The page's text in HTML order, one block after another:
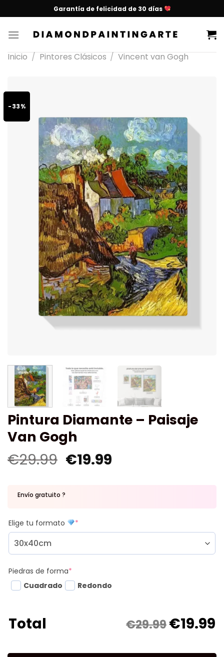
Garantía de felicidad de 30 días
Inicio / Pintores Clásicos / Vincent van Gogh
-33%
Pintura Diamante – Paisaje
Van Gogh
€29.99 €19.99
Envío gratuito ?
Elige tu formato *
Piedras de forma*
Cuadrado
Redondo
Total €29.99€19.99